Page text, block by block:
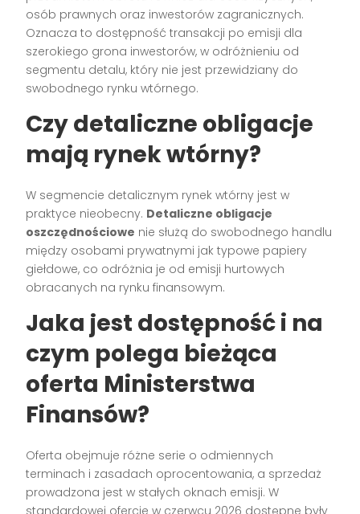
osób prawnych oraz inwestorów zagranicznych.
Oznacza to dostępność transakcji po emisji dla
szerokiego grona inwestorów, w odróżnieniu od
segmentu detalu, który nie jest przewidziany do
swobodnego rynku wtórnego.
Czy detaliczne obligacje
mają rynek wtórny?
W segmencie detalicznym rynek wtórny jest w
praktyce nieobecny. Detaliczne obligacje
oszczędnościowe nie służą do swobodnego handlu
między osobami prywatnymi jak typowe papiery
giełdowe, co odróżnia je od emisji hurtowych
obracanych na rynku finansowym.
Jaka jest dostępność i na
czym polega bieżąca
oferta Ministerstwa
Finansów?
Oferta obejmuje różne serie o odmiennych
terminach i zasadach oprocentowania, a sprzedaż
prowadzona jest w stałych oknach emisji. W
standardowej ofercie w czerwcu 2026 dostępne były